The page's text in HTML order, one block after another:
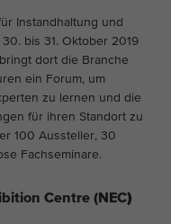
Instandhaltung und
bis 31. Oktober 2019
dort die Branche
ein Forum, um
zu lernen und die
für ihren Standort zu
100 Aussteller, 30
Fachseminare.
Centre (NEC)
und
berechnen und die
für den
zu verfolgen.
Informationen
eine zufällig
um eindeutige